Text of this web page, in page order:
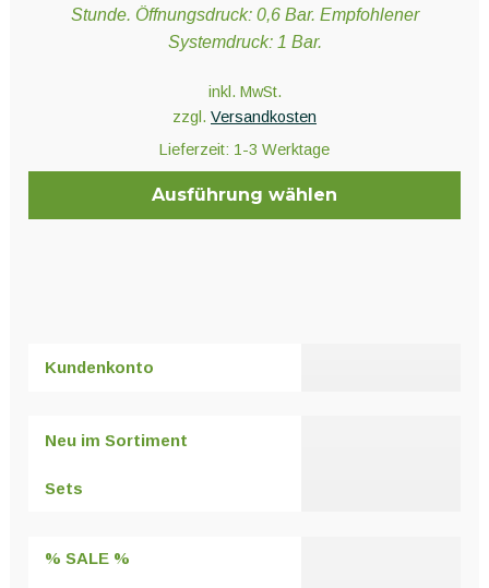
Stunde. Öffnungsdruck: 0,6 Bar. Empfohlener
Systemdruck: 1 Bar.
inkl. MwSt.
zzgl. Versandkosten
Lieferzeit: 1-3 Werktage
Ausführung wählen
auf.
auf
gewählt
Kundenkonto
Neu im Sortiment
Sets
% SALE %